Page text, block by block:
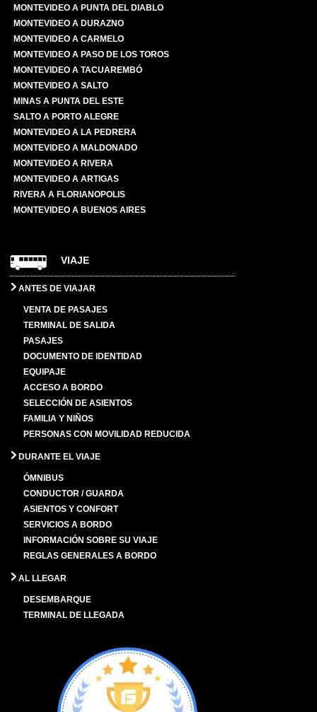
MONTEVIDEO A PUNTA DEL DIABLO
MONTEVIDEO A DURAZNO
MONTEVIDEO A CARMELO
MONTEVIDEO A PASO DE LOS TOROS
MONTEVIDEO A TACUAREMBÓ
MONTEVIDEO A SALTO
MINAS A PUNTA DEL ESTE
SALTO A PORTO ALEGRE
MONTEVIDEO A LA PEDRERA
MONTEVIDEO A MALDONADO
MONTEVIDEO A RIVERA
MONTEVIDEO A ARTIGAS
RIVERA A FLORIANOPOLIS
MONTEVIDEO A BUENOS AIRES
VIAJE
ANTES DE VIAJAR
VENTA DE PASAJES
TERMINAL DE SALIDA
PASAJES
DOCUMENTO DE IDENTIDAD
EQUIPAJE
ACCESO A BORDO
SELECCIÓN DE ASIENTOS
FAMILIA Y NIÑOS
PERSONAS CON MOVILIDAD REDUCIDA
DURANTE EL VIAJE
ÓMNIBUS
CONDUCTOR / GUARDA
ASIENTOS Y CONFORT
SERVICIOS A BORDO
INFORMACIÓN SOBRE SU VIAJE
REGLAS GENERALES A BORDO
AL LLEGAR
DESEMBARQUE
TERMINAL DE LLEGADA